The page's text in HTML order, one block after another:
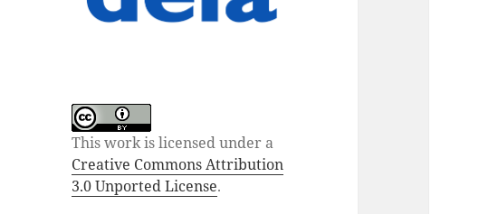
This work is licensed under a
Creative Commons Attribution
3.0 Unported License.